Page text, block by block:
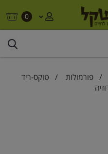
0
/ פורמולות / טוקס-ריד